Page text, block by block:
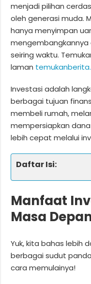
menjadi pilihan
oleh generasi muda.
hanya menyimpan
seiring waktu.
laman
Investasi adalah
berbagai tujuan
membeli rumah,
mempersiapkan
lebih cepat melalui
Daftar Isi:
Manfaat
Masa
Yuk, kita bahas lebih
berbagai sudut
cara memulainya!